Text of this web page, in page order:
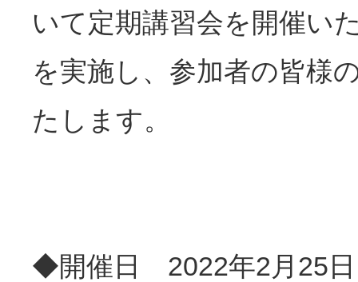
いて定期講習会を開催い
を実施し、参加者の皆様
たします。
◆開催日 2022年2月25日